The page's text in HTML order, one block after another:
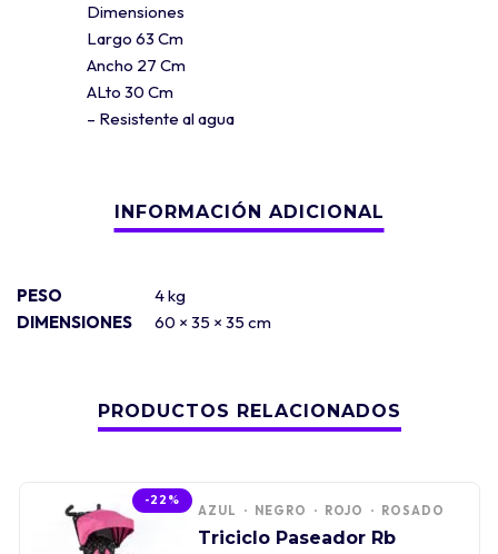
Dimensiones
Largo 63 Cm
Ancho 27 Cm
ALto 30 Cm
– Resistente al agua
PESO
4 kg
DIMENSIONES
60 × 35 × 35 cm
PRODUCTOS RELACIONADOS
-22%
AZUL NEGRO ROJO ROSADO
Triciclo Paseador Rb